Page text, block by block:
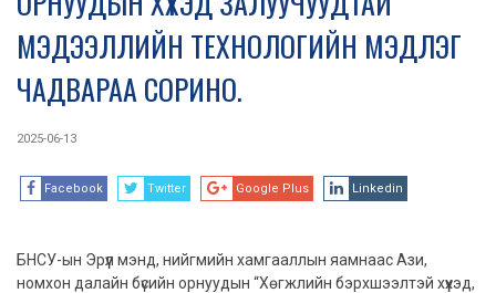
МЭДЭЭЛЛИЙН ТЕХНОЛОГИЙН МЭДЛЭГ
ЧАДВАРАА СОРИНО.
2025-06-13
Facebook Twitter Google Plus Linkedin
БНСУ-ын Эрүүл мэнд, нийгмийн хамгааллын яамнаас Ази,
номхон далайн бүсийн орнуудын “Хөгжлийн бэрхшээлтэй хүүхэд,